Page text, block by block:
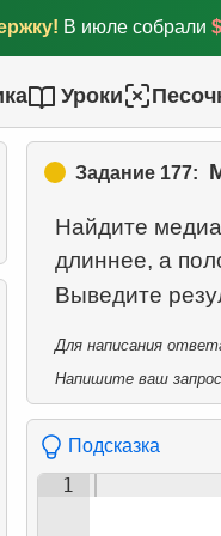
В июле собрали
Уроки
Задание 177:
Найдите
длиннее, а
Выведите
Для написания
Напишите ваш
Подсказка
1